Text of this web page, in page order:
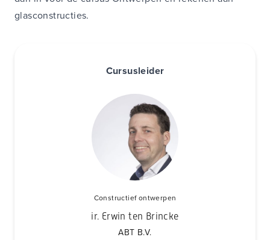
glasconstructies.
Cursusleider
Constructief ontwerpen
ir. Erwin ten Brincke
ABT B.V.